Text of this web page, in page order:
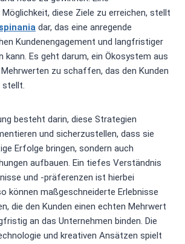
diese Ziele zu erreichen, stellt
dar, das eine anregende
Kundenengagement und langfristiger
Es geht darum, ein Ökosystem aus
zu schaffen, das den Kunden
stellt.
besteht darin, diese Strategien
und sicherzustellen, dass sie
Erfolge bringen, sondern auch
aufbauen. Ein tiefes Verständnis
und -präferenzen ist hierbei
können maßgeschneiderte Erlebnisse
die den Kunden einen echten Mehrwert
an das Unternehmen binden. Die
und kreativen Ansätzen spielt